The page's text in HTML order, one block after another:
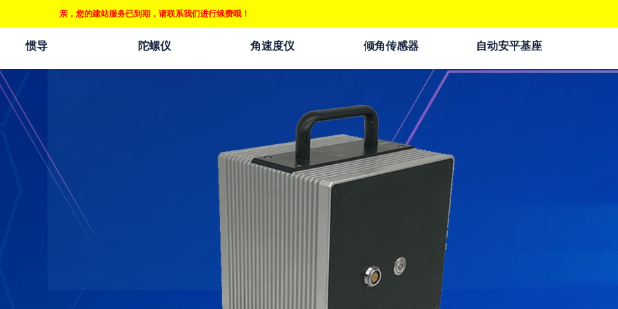
亲，您的建站服务已到期，请联系我们进行续费哦！
惯导 陀螺仪 角速度仪 倾角传感器 自动安平基座